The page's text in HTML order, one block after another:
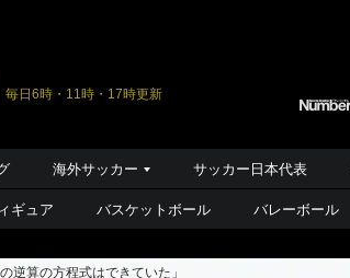
毎日6時・11時・17時更新
海外サッカー サッカー日本代表
ギュア バスケットボール バレーボール
逆算の方程式はできていた」